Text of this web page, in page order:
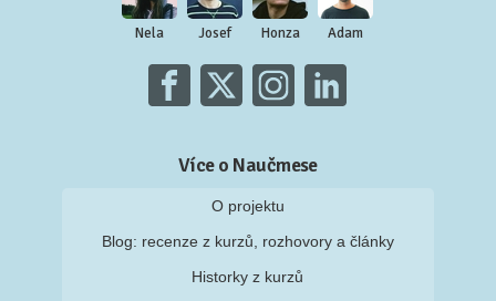
Více o Naučmese
Blog: recenze z kurzů, rozhovory a články
Historky z kurzů
Příběh Naučmese
Naučmese festivaly